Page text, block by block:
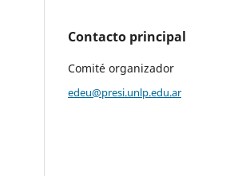
Contacto principal
Comité organizador
edeu@presi.unlp.edu.ar